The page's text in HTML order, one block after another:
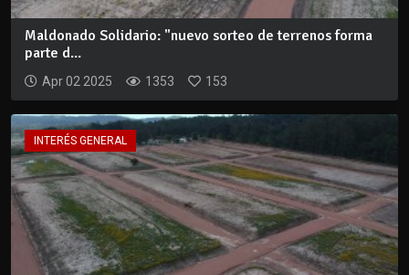
Maldonado Solidario: "nuevo sorteo de terrenos forma
parte d...
Apr 02 2025 1353 153
INTERÉS GENERAL